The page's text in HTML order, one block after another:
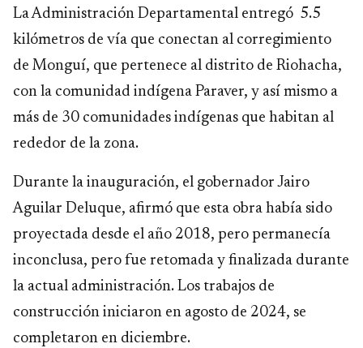
La Administración Departamental entregó 5.5
kilómetros de vía que conectan al corregimiento
de Monguí, que pertenece al distrito de Riohacha,
con la comunidad indígena Paraver, y así mismo a
más de 30 comunidades indígenas que habitan al
rededor de la zona.
Durante la inauguración, el gobernador Jairo
Aguilar Deluque, afirmó que esta obra había sido
proyectada desde el año 2018, pero permanecía
inconclusa, pero fue retomada y finalizada durante
la actual administración. Los trabajos de
construcción iniciaron en agosto de 2024, se
completaron en diciembre.